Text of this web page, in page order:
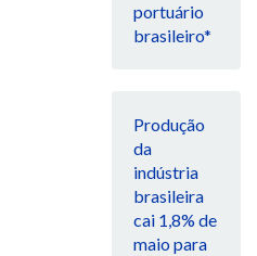
portuário
brasileiro*
Produção
da
indústria
brasileira
cai 1,8% de
maio para